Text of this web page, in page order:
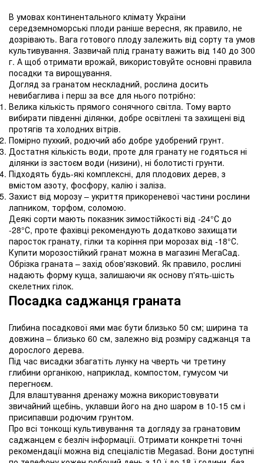
В умовах континентального клімату України
середземноморські плоди раніше вересня, як правило, не
дозрівають. Вага готового плоду залежить від сорту та умов
культивування. Зазвичай плід гранату важить від 140 до 300
г. А щоб отримати врожай, використовуйте основні правила
посадки та вирощування.
Догляд за гранатом нескладний, рослина досить
невибаглива і перш за все для нього потрібно:
Велика кількість прямого сонячного світла. Тому варто
вибирати південні ділянки, добре освітлені та захищені від
протягів та холодних вітрів.
Помірно пухкий, родючий або добре удобрений грунт.
Достатня кількість води, проте для гранату не годяться ні
ділянки із застоєм води (низини), ні болотисті грунти.
Підходять будь-які комплексні, для плодових дерев, з
вмістом азоту, фосфору, калію і заліза.
Захист від морозу – укриття прикореневої частини рослини
лапником, торфом, соломою.
Деякі сорти мають показник зимостійкості від -24°С до
-28°С, проте фахівці рекомендують додатково захищати
паросток гранату, гілки та коріння при морозах від -18°С.
Купити морозостійкий гранат можна в магазині МегаСад.
Обрізка граната – захід обов'язковий. Як правило, рослині
надають форму куща, залишаючи як основу п'ять-шість
скелетних гілок.
Посадка саджанця граната
Глибина посадкової ями має бути близько 50 см; ширина та
довжина – близько 60 см, залежно від розміру саджанця та
дорослого дерева.
Під час висадки збагатіть лунку на чверть чи третину
глибини органікою, наприклад, компостом, гумусом чи
перегноєм.
Для влаштування дренажу можна використовувати
звичайний щебінь, уклавши його на дно шаром в 10-15 см і
присипавши родючим грунтом.
Про всі тонкощі культивування та догляду за гранатовим
саджанцем є безліч інформації. Отримати конкретні точні
рекомендації можна від спеціалістів Megasad. Вони доступні